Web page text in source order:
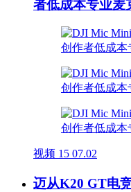
者低成本专业麦
视频 15 07.02
迈从K20 GT电